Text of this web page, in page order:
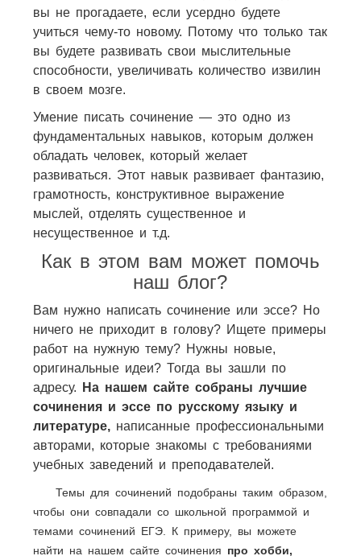
вы не прогадаете, если усердно будете
учиться чему-то новому. Потому что только так
вы будете развивать свои мыслительные
способности, увеличивать количество извилин
в своем мозге.
Умение писать сочинение — это одно из
фундаментальных навыков, которым должен
обладать человек, который желает
развиваться. Этот навык развивает фантазию,
грамотность, конструктивное выражение
мыслей, отделять существенное и
несущественное и т.д.
Как в этом вам может помочь
наш блог?
Вам нужно написать сочинение или эссе? Но
ничего не приходит в голову? Ищете примеры
работ на нужную тему? Нужны новые,
оригинальные идеи? Тогда вы зашли по
адресу.
На нашем сайте собраны лучшие
сочинения и эссе по русскому языку и
литературе, написанные профессиональными
авторами, которые знакомы с требованиями
учебных заведений и преподавателей.
Темы для сочинений подобраны таким образом,
чтобы они совпадали со школьной программой и
темами сочинений ЕГЭ. К примеру, вы можете
найти на нашем сайте сочинения про хобби,